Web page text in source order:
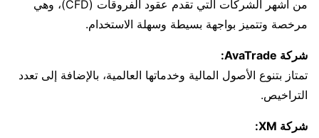
من أشهر الشركات التي تقدم عقود الفروقات (CFD)، وهي
مرخصة وتتميز بواجهة بسيطة وسهلة الاستخدام.
شركة AvaTrade:
تمتاز بتنوع الأصول المالية وخدماتها العالمية، بالإضافة إلى تعدد
التراخيص.
شركة XM: